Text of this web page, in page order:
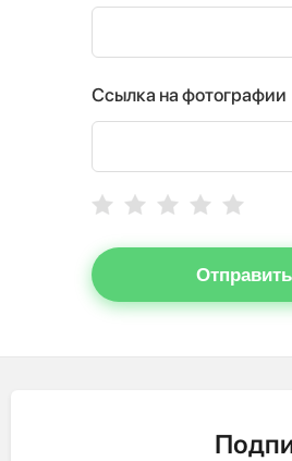
Ссылка на фотографии
Отправить